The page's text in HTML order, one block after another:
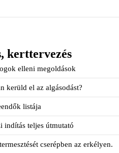
kerttervezés
elleni megoldások
kerüld el az algásodást?
listája
indítás teljes útmutató
cserépben az erkélyen.